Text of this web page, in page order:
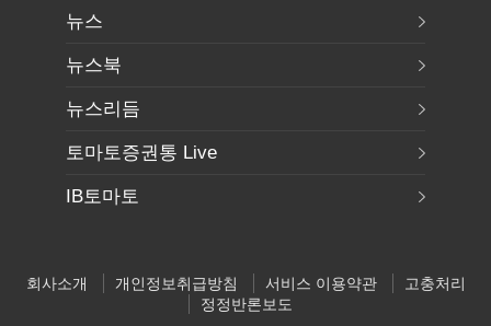
뉴스
뉴스북
뉴스리듬
토마토증권통 Live
IB토마토
회사소개 개인정보취급방침 서비스 이용약관
고충처리
정정반론보도